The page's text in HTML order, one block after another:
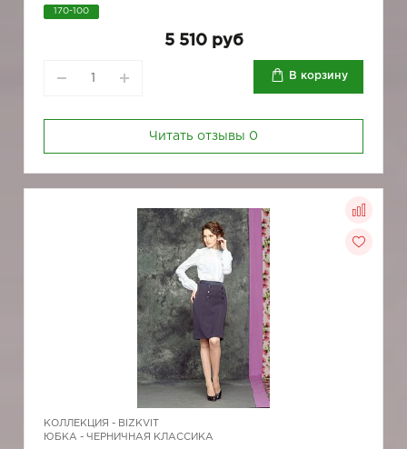
170-100
5 510 руб
В корзину
Читать отзывы 0
КОЛЛЕКЦИЯ - BIZKVIT
ЮБКА - ЧЕРНИЧНАЯ КЛАССИКА